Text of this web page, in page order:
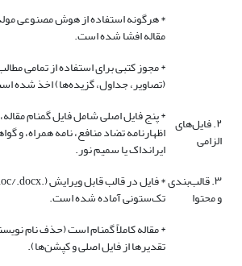
* هرگونه استفاده از هوش مصنوعی مولد
مقاله افشا شده است.
* مجوز کتبی برای استفاده از تمامی
(تصاویر، جداول، گزیده‌ها) اخذ شده
۲. فایل‌های
الزامی
* پنج فایل اصلی شامل فایل گمنام
اظهارنامه تضاد منافع، نامه همراه، و
ایرانداک یا سمیم نور.
۳. قالب‌بندی
و محتوا
تک‌ستونی آماده شده است.
* مقاله کاملاً گمنام است (حذف نام
تقدیرها از فایل اصلی و کپشن‌ها).